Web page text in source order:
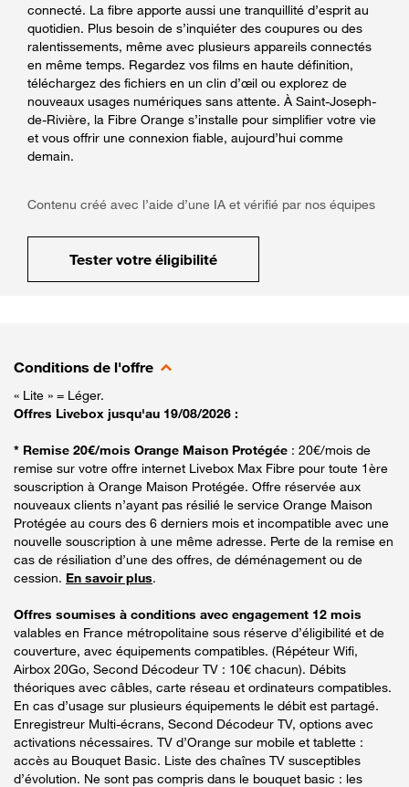
connecté. La fibre apporte aussi une tranquillité d’esprit au
quotidien. Plus besoin de s’inquiéter des coupures ou des
ralentissements, même avec plusieurs appareils connectés
en même temps. Regardez vos films en haute définition,
téléchargez des fichiers en un clin d’œil ou explorez de
nouveaux usages numériques sans attente. À Saint-Joseph-
de-Rivière, la Fibre Orange s’installe pour simplifier votre vie
et vous offrir une connexion fiable, aujourd’hui comme
demain.
Contenu créé avec l’aide d’une IA et vérifié par nos équipes
Tester votre éligibilité
Conditions de l'offre
« Lite » = Léger.
Offres Livebox jusqu'au 19/08/2026 :
* Remise 20€/mois Orange Maison Protégée : 20€/mois de
remise sur votre offre internet Livebox Max Fibre pour toute 1ère
souscription à Orange Maison Protégée. Offre réservée aux
nouveaux clients n’ayant pas résilié le service Orange Maison
Protégée au cours des 6 derniers mois et incompatible avec une
nouvelle souscription à une même adresse. Perte de la remise en
cas de résiliation d’une des offres, de déménagement ou de
cession. En savoir plus.
Offres soumises à conditions avec engagement 12 mois
valables en France métropolitaine sous réserve d’éligibilité et de
couverture, avec équipements compatibles. (Répéteur Wifi,
Airbox 20Go, Second Décodeur TV : 10€ chacun). Débits
théoriques avec câbles, carte réseau et ordinateurs compatibles.
En cas d’usage sur plusieurs équipements le débit est partagé.
Enregistreur Multi-écrans, Second Décodeur TV, options avec
activations nécessaires. TV d’Orange sur mobile et tablette :
accès au Bouquet Basic. Liste des chaînes TV susceptibles
d’évolution. Ne sont pas compris dans le bouquet basic : les